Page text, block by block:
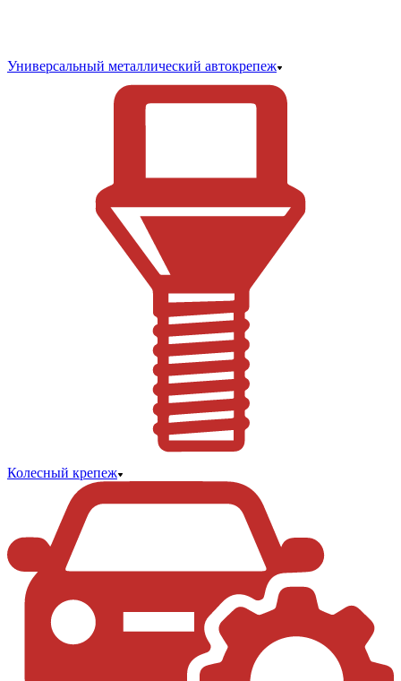
Универсальный металлический автокрепеж
Колесный крепеж